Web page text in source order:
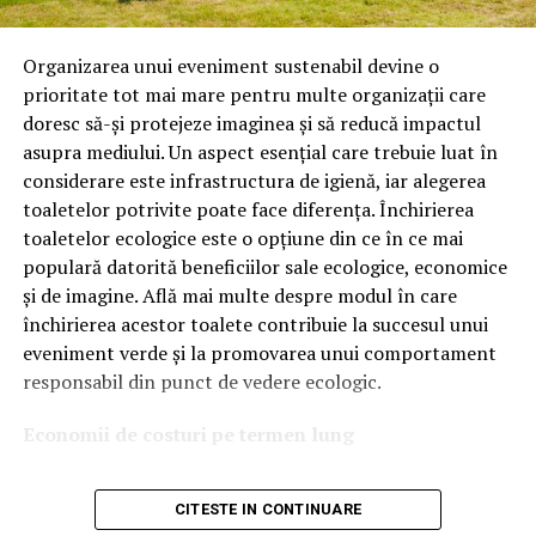
Astăzi, brandul este apreciat în special pentru
tehnologiile proprii și pentru numărul mare de aprobări
OEM.
Ce înseamnă Ravenol VMP?
DenumireaVMPidentifică o gamă de uleiuri dezvoltate
pentru motoare moderne care necesită performanțe
ridicate și compatibilitate cu numeroase specificații ale
constructorilor auto.
Acest produs este destinat în special motoarelor
moderne pe benzină și diesel, inclusiv celor echipate cu:
catalizatoare moderne;
sisteme Start-Stop.
Organizarea unui eveniment sustenabil devine o
prioritate tot mai mare pentru multe organizații care
doresc să-și protejeze imaginea și să reducă impactul
asupra mediului. Un aspect esențial care trebuie luat în
considerare este infrastructura de igienă, iar alegerea
toaletelor potrivite poate face diferența. Închirierea
toaletelor ecologice este o opțiune din ce în ce mai
populară datorită beneficiilor sale ecologice, economice
și de imagine. Află mai multe despre modul în care
închirierea acestor toalete contribuie la succesul unui
eveniment verde și la promovarea unui comportament
responsabil din punct de vedere ecologic.
Economii de costuri pe termen lung
Unul dintre cele mai mari avantaje ale activității
închiriere toalete ecologiceeste economia de costuri.
CITESTE IN CONTINUARE